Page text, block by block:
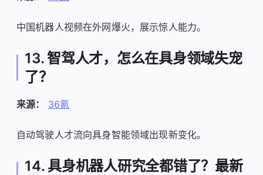
中国机器人视频在外网爆火，展示惊人能力。
13. 智驾人才，怎么在具身领域失宠
了？
来源： 36氪
自动驾驶人才流向具身智能领域出现新变化。
14. 具身机器人研究全都错了？最新